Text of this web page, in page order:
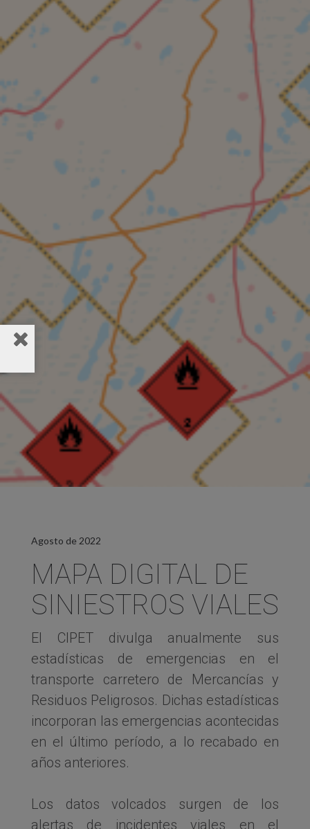
Agosto de 2022
MAPA DIGITAL DE
SINIESTROS VIALES
El CIPET divulga anualmente sus
estadísticas de emergencias en el
transporte carretero de Mercancías y
Residuos Peligrosos. Dichas estadísticas
incorporan las emergencias acontecidas
en el último período, a lo recabado en
años anteriores.
Los datos volcados surgen de los
alertas de incidentes viales en el